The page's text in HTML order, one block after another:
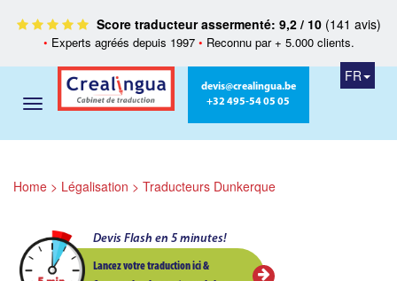
Score traducteur assermenté: 9,2 / 10(141 avis)
• Experts agréés depuis 1997 • Reconnu par + 5.000 clients.
devis@crealingua.be
+32 495-54 05 05
FR
Home > Légalisation > Traducteurs Dunkerque
Devis Flash en 5 minutes!
Lancez votre traduction ici &